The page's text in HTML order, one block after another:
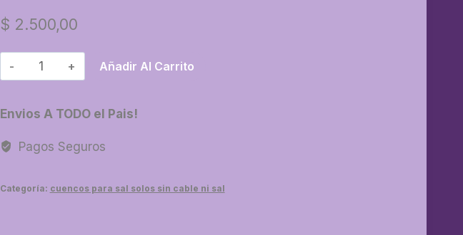
$ 2.500,00
05-
Arrocero
cantidad
Añadir Al Carrito
Envios A TODO el Pais!
Pagos Seguros
Categoría: cuencos para sal solos sin cable ni sal